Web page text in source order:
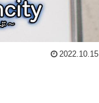
2022.10.15